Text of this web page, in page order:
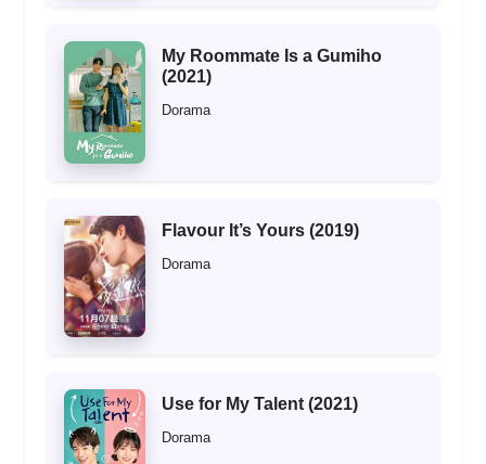
My Roommate Is a Gumiho
(2021)
Dorama
Flavour It’s Yours (2019)
Dorama
Use for My Talent (2021)
Dorama